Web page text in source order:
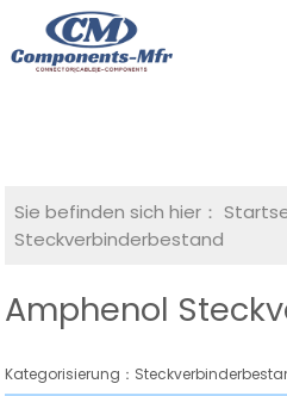
Sie befinden sich hier：
Steckverbinderbestand
Amphenol
Kategorisierung：